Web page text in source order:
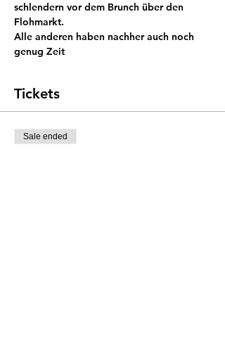
schlendern vor dem Brunch über den
Flohmarkt.
Alle anderen haben nachher auch noch
genug Zeit
Tickets
Sale ended